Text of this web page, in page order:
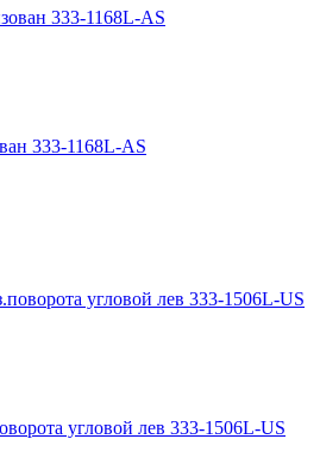
333-1168L-AS
угловой лев 333-1506L-US